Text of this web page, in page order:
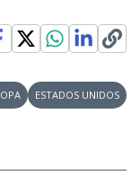
ESTADOS UNIDOS